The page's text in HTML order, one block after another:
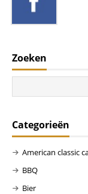
Zoeken
Categorieën
American classic
BBQ
Bier